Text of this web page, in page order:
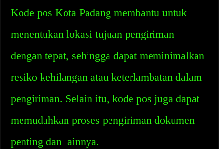
Kode pos Kota Padang membantu untuk
menentukan lokasi tujuan pengiriman
dengan tepat, sehingga dapat meminimalkan
resiko kehilangan atau keterlambatan dalam
pengiriman. Selain itu, kode pos juga dapat
memudahkan proses pengiriman dokumen
penting dan lainnya.